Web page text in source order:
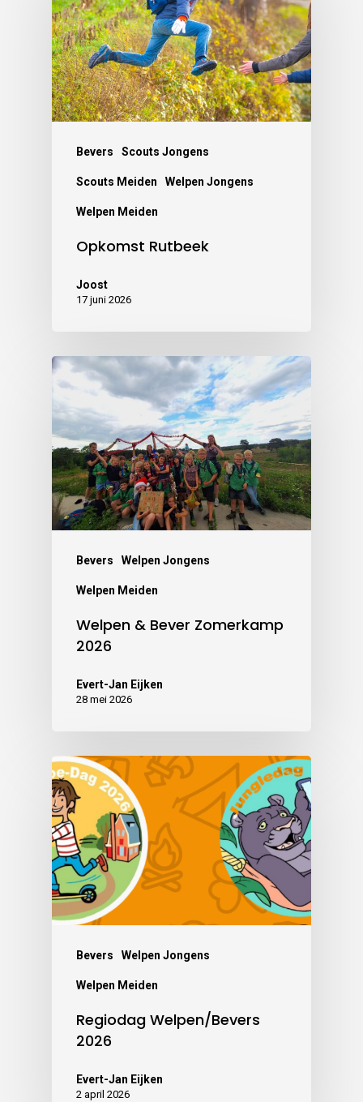
Bevers Scouts Jongens
Scouts Meiden Welpen Jongens
Welpen Meiden
Opkomst Rutbeek
Joost
17 juni 2026
Bevers Welpen Jongens
Welpen Meiden
Welpen & Bever Zomerkamp
2026
Evert-Jan Eijken
28 mei 2026
Bevers Welpen Jongens
Welpen Meiden
Regiodag Welpen/Bevers
2026
Evert-Jan Eijken
2 april 2026